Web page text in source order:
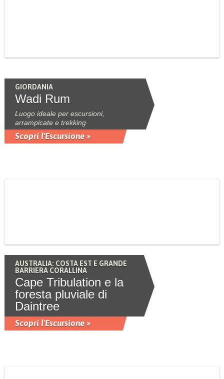
GIORDANIA
Wadi Rum
Luogo ideale per escursioni,
arrampicate e trekking
Scopri l'Escursione »
AUSTRALIA: COSTA EST E GRANDE
BARRIERA CORALLINA
Cape Tribulation e la
foresta pluviale di
Daintree
Scopri l'Escursione »